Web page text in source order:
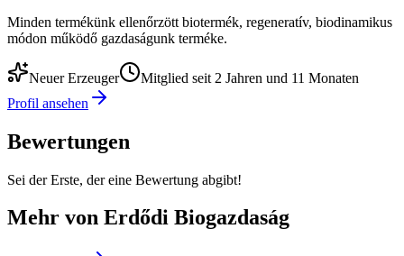
Minden termékünk ellenőrzött biotermék, regeneratív, biodinamikus
módon működő gazdaságunk terméke.
Neuer Erzeuger
Mitglied seit 2 Jahren und 11 Monaten
Profil ansehen
Bewertungen
Sei der Erste, der eine Bewertung abgibt!
Mehr von Erdődi Biogazdaság